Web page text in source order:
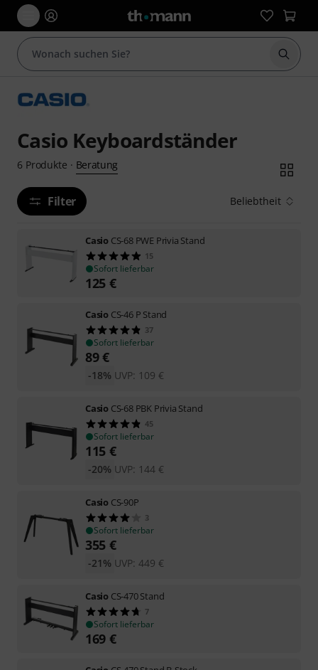
Suche
Casio Keyboardständer
6 Produkte · Beratung
Filter Beliebtheit
Casio CS-68 PWE Privia Stand
15
Sofort lieferbar
125 €
Casio CS-46 P Stand
37
Sofort lieferbar
89€
UVP: 109 €
-18%
Casio CS-68 PBK Privia Stand
45
Sofort lieferbar
115 €
UVP: 144 €
-20%
Casio CS-90P
3
Sofort lieferbar
355 €
UVP: 449 €
-21%
Casio CS-470 Stand
7
Sofort lieferbar
169 €